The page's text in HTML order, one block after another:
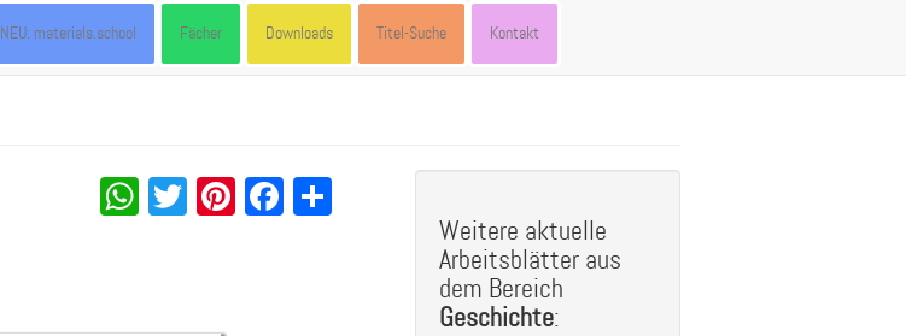
NEU: materials.school Fächer Downloads Titel-Suche Kontakt
WhatsApp
Twitter
Pinterest
Facebook
Share
Weitere aktuelle
Arbeitsblätter aus
dem Bereich
Geschichte: